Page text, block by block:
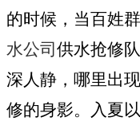
的时候，当百姓
水公司 供水抢修
深人静，哪里出
修的身影。入夏